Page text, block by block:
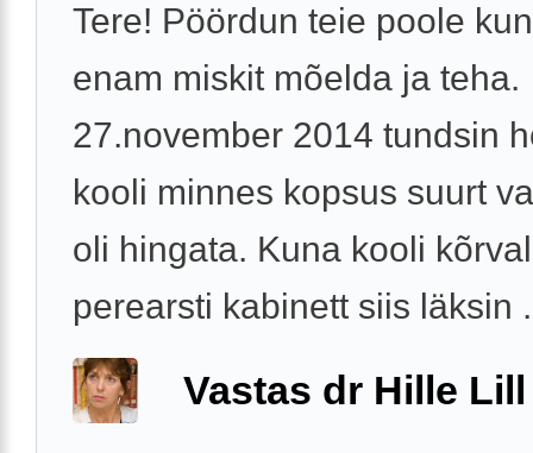
Tere! Pöördun teie poole
enam miskit mõelda ja teha.
27.november 2014 tundsin
kooli minnes kopsus suurt
oli hingata. Kuna kooli
perearsti kabinett siis läksin
Vastas dr Hille Lill